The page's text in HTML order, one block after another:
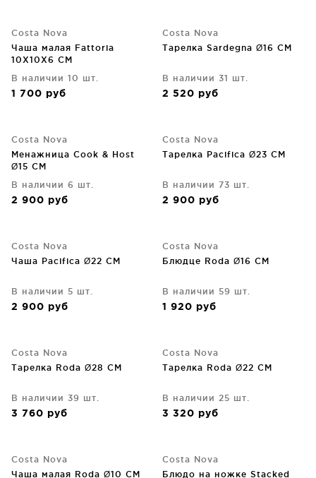
Costa Nova
Чаша малая Fattoria
10X10X6 CM
В наличии 10 шт.
1 700 руб
Costa Nova
Тарелка Sardegna Ø16 CM
В наличии 31 шт.
2 520 руб
Costa Nova
Менажница Cook & Host
Ø15 CM
В наличии 6 шт.
2 900 руб
Costa Nova
Тарелка Pacifica Ø23 CM
В наличии 73 шт.
2 900 руб
Costa Nova
Чаша Pacifica Ø22 CM
В наличии 5 шт.
2 900 руб
Costa Nova
Блюдце Roda Ø16 CM
В наличии 59 шт.
1 920 руб
Costa Nova
Тарелка Roda Ø28 CM
В наличии 39 шт.
3 760 руб
Costa Nova
Тарелка Roda Ø22 CM
В наличии 25 шт.
3 320 руб
Costa Nova
Чаша малая Roda Ø10 CM
Costa Nova
Блюдо на ножке Stacked